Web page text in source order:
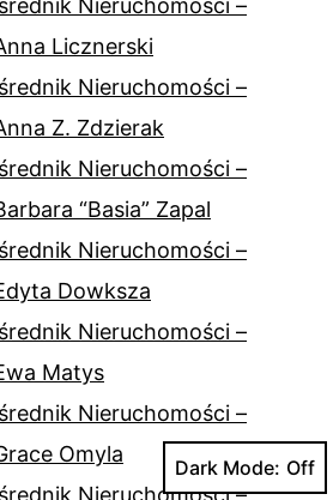
Nieruchomości –
Licznerski
Nieruchomości –
Z. Zdzierak
Nieruchomości –
“Basia” Zapal
Nieruchomości –
Dowksza
Nieruchomości –
Matys
Nieruchomości –
Omyla
Dark Mode: